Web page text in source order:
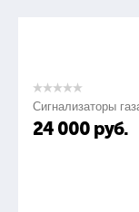
Сигнализаторы
24 000 руб.